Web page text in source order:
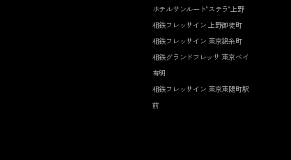
ホテルサンルート"ステラ"上野
相鉄フレッサイン 上野御徒町
相鉄フレッサイン 東京錦糸町
相鉄グランドフレッサ 東京ベイ
有明
相鉄フレッサイン 東京東陽町駅
前